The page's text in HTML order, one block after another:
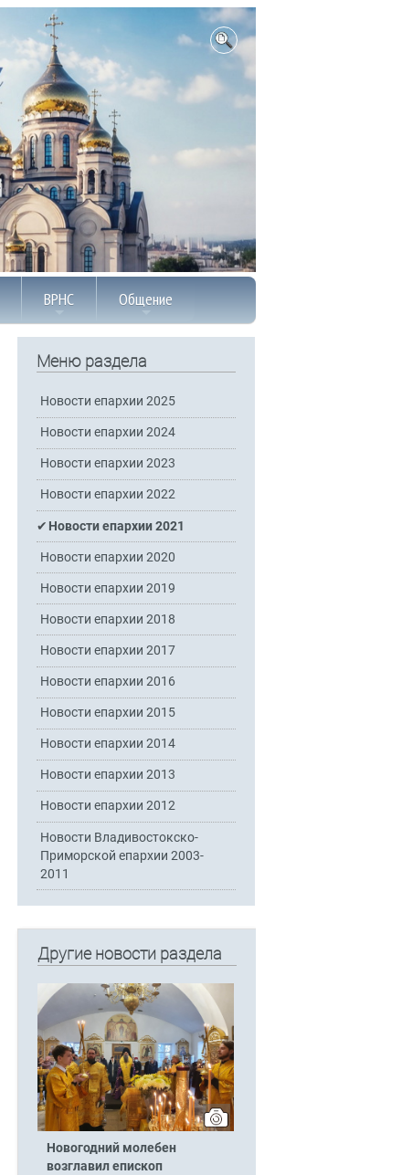
ВРНС Общение
Меню раздела
Новости епархии 2025
Новости епархии 2024
Новости епархии 2023
Новости епархии 2022
Новости епархии 2021
Новости епархии 2020
Новости епархии 2019
Новости епархии 2018
Новости епархии 2017
Новости епархии 2016
Новости епархии 2015
Новости епархии 2014
Новости епархии 2013
Новости епархии 2012
Новости Владивостокско-
Приморской епархии 2003-
2011
Другие новости раздела
Новогодний молебен
возглавил епископ